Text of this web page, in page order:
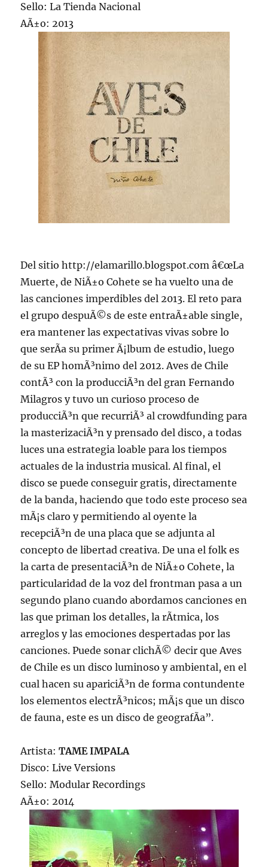
Sello: La Tienda Nacional
AÃ±o: 2013
Del sitio http://elamarill0.blogspot.com â€œLa
Muerte, de NiÃ±o Cohete se ha vuelto una de
las canciones imperdibles del 2013. El reto para
el grupo despuÃ©s de este entraÃ±able single,
era mantener las expectativas vivas sobre lo
que serÃ­a su primer Ã¡lbum de estudio, luego
de su EP homÃ³nimo del 2012. Aves de Chile
contÃ³ con la producciÃ³n del gran Fernando
Milagros y tuvo un curioso proceso de
producciÃ³n que recurriÃ³ al crowdfunding para
la masterizaciÃ³n y prensado del disco, a todas
luces una estrategia loable para los tiempos
actuales de la industria musical. Al final, el
disco se puede conseguir gratis, directamente
de la banda, haciendo que todo este proceso sea
mÃ¡s claro y permitiendo al oyente la
recepciÃ³n de una placa que se adjunta al
concepto de libertad creativa. De una el folk es
la carta de presentaciÃ³n de NiÃ±o Cohete, la
particularidad de la voz del frontman pasa a un
segundo plano cuando abordamos canciones en
las que priman los detalles, la rÃ­tmica, los
arreglos y las emociones despertadas por las
canciones. Puede sonar clichÃ© decir que Aves
de Chile es un disco luminoso y ambiental, en el
cual hacen su apariciÃ³n de forma contundente
los elementos electrÃ³nicos; mÃ¡s que un disco
de fauna, este es un disco de geografÃ­a”.
Artista:TAME IMPALA
Disco: Live Versions
Sello: Modular Recordings
AÃ±o: 2014